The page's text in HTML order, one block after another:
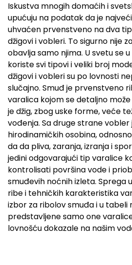
Iskustva mnogih domaćih i
upućuju na podatak da je
uhvaćen prvenstveno na dva
džigovi i vobleri. To sigurno nije
obavlja samo njima. U svetu se
koriste svi tipovi i veliki broj
džigovi i vobleri su po lovnosti
slučajno. Smuđ je prvenstveno
varalica kojom se detaljno
je džig, zbog uske forme, veće
vođenja. Sa druge strane vobler
hirodinamičkih osobina,
da da pliva, zaranja, izranja i
jedini odgovarajući tip varalice
kontrolisati površina vode i
smuđevih noćnih izleta. Sprega
ribe i tehničkih karakteristika
izbor za ribolov smuđa i u tabeli
predstavljene samo one
lovnošću dokazale na našim